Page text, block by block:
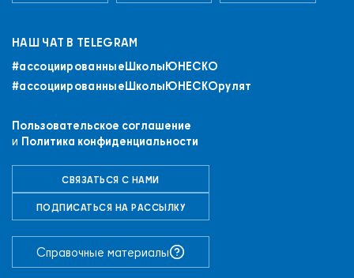
+7 (843) 294-83-44
РЕГИСТРАЦИЯ
НАШ ЧАТ В TELEGRAM
#ассоциированныеШколыЮНЕСКO
#ассоциированныеШколыЮНЕСКОрулят
Пользовательское соглашение
и Политика конфиденциальности
СВЯЗАТЬСЯ С НАМИ
ПОДПИСАТЬСЯ НА РАССЫЛКУ
Справочные материалы